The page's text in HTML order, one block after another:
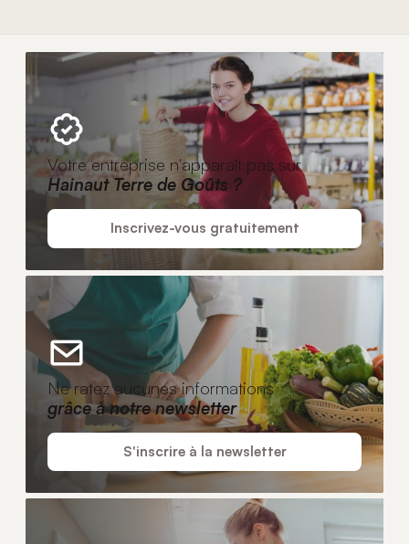
Votre entreprise n'apparaît pas sur
Hainaut Terre de Goûts ?
Inscrivez-vous gratuitement
Ne ratez aucunes informations
grâce à notre newsletter
S'inscrire à la newsletter